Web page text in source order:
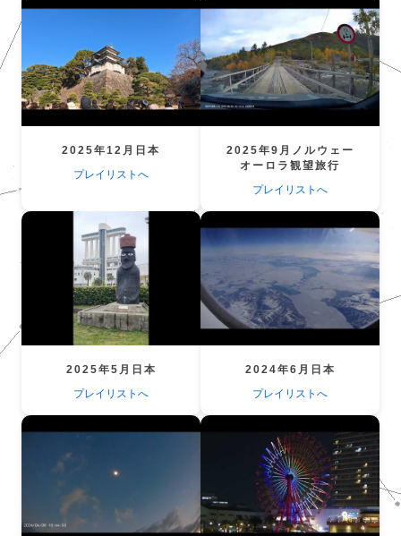
2025年12月日本
プレイリストへ
2025年9月ノルウェー
オーロラ観望旅行
プレイリストへ
2025年5月日本
プレイリストへ
2024年6月日本
プレイリストへ